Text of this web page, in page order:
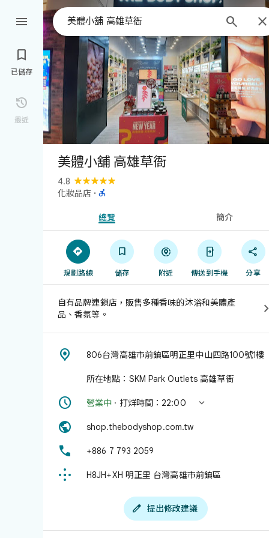
 


已儲存

最近
美體小舖 高雄草衙
4.8
化妝品店 · 
總覽 簡介

規劃路線

儲存

附近

傳送到手機

分享
自有品牌連鎖店，販售多種香味的沐浴和美體產
品、香氛等。
 806台灣高雄市前鎮區明正里中山四路100號1樓
所在地點：SKM Park Outlets 高雄草衙
 營業中 · 打烊時間：22:00 
 shop.thebodyshop.com.tw
 +886 7 793 2059
 H8JH+XH 明正里 台灣高雄市前鎮區
 提出修改建議